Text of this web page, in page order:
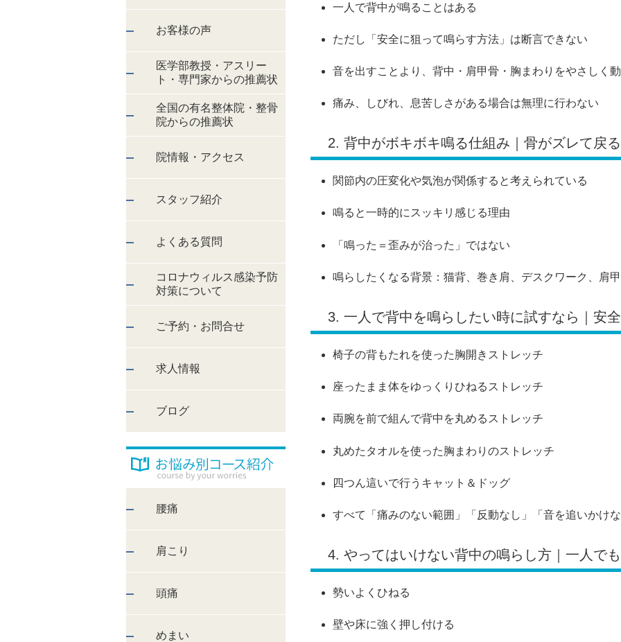
お客様の声
医学部教授・アスリー
ト・専門家からの推薦状
全国の有名整体院・整骨
院からの推薦状
院情報・アクセス
スタッフ紹介
よくある質問
コロナウィルス感染予防
対策について
ご予約・お問合せ
求人情報
ブログ
腰痛
肩こり
頭痛
めまい
一人で背中が鳴ることはある
ただし「安全に狙って鳴らす方法」は断言できない
音を出すことより、背中・肩甲骨・胸まわりをやさしく
痛み、しびれ、息苦しさがある場合は無理に行わない
2. 背中がボキボキ鳴る仕組み｜骨がズレて戻
関節内の圧変化や気泡が関係すると考えられている
鳴ると一時的にスッキリ感じる理由
「鳴った＝歪みが治った」ではない
鳴らしたくなる背景：猫背、巻き肩、デスクワーク、肩
3. 一人で背中を鳴らしたい時に試すなら｜安
椅子の背もたれを使った胸開きストレッチ
座ったまま体をゆっくりひねるストレッチ
両腕を前で組んで背中を丸めるストレッチ
丸めたタオルを使った胸まわりのストレッチ
四つん這いで行うキャット＆ドッグ
すべて「痛みのない範囲」「反動なし」「音を追いかけ
4. やってはいけない背中の鳴らし方｜一人で
勢いよくひねる
壁や床に強く押し付ける